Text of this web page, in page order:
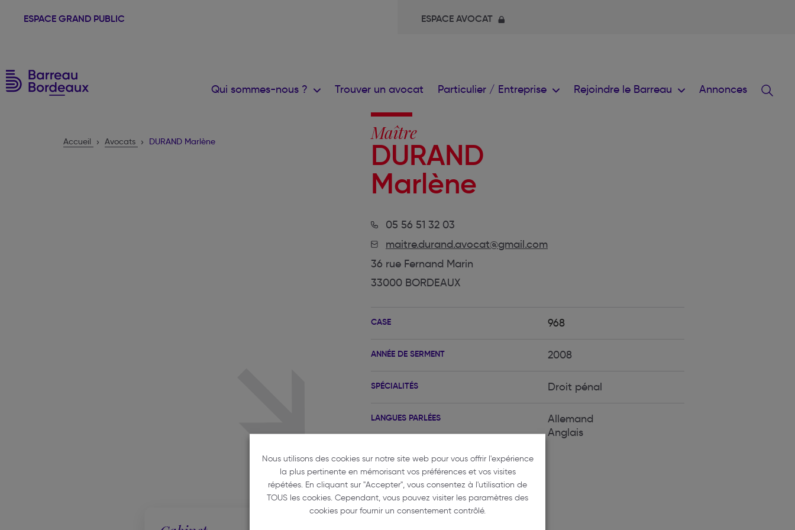
ESPACE GRAND PUBLIC ESPACE AVOCAT
Qui sommes-nous ? Trouver un avocat Particulier / Entreprise Rejoindre le Barreau Annonces
Accueil Avocats DURAND Marlène Maître
DURAND
Marlène
05 56 51 32 03
maitre.durand.avocat@gmail.com
36 rue Fernand Marin
33000 BORDEAUX
CASE 968
ANNÉE DE SERMENT 2008
SPÉCIALITÉS Droit pénal
LANGUES PARLÉES
Allemand
Anglais
Nous utilisons des cookies sur notre site web pour vous offrir l'expérience
la plus pertinente en mémorisant vos préférences et vos visites
répétées. En cliquant sur "Accepter", vous consentez à l'utilisation de
TOUS les cookies. Cependant, vous pouvez visiter les paramètres des
cookies pour fournir un consentement contrôlé.